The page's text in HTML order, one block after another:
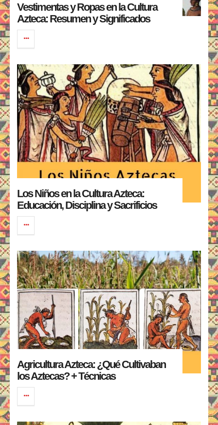
Vestimentas y Ropas en la Cultura
Azteca: Resumen y Significados
Los Niños en la Cultura Azteca:
Educación, Disciplina y Sacrificios
Agricultura Azteca: ¿Qué Cultivaban
los Aztecas? + Técnicas